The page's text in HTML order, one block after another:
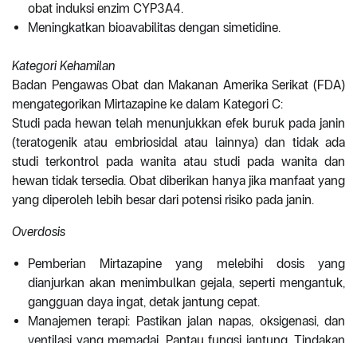
obat induksi enzim CYP3A4.
Meningkatkan bioavabilitas dengan simetidine.
Kategori Kehamilan
Badan Pengawas Obat dan Makanan Amerika Serikat (FDA)
mengategorikan Mirtazapine ke dalam Kategori C:
Studi pada hewan telah menunjukkan efek buruk pada janin
(teratogenik atau embriosidal atau lainnya) dan tidak ada
studi terkontrol pada wanita atau studi pada wanita dan
hewan tidak tersedia. Obat diberikan hanya jika manfaat yang
yang diperoleh lebih besar dari potensi risiko pada janin.
Overdosis
Pemberian Mirtazapine yang melebihi dosis yang
dianjurkan akan menimbulkan gejala, seperti mengantuk,
gangguan daya ingat, detak jantung cepat.
Manajemen terapi: Pastikan jalan napas, oksigenasi, dan